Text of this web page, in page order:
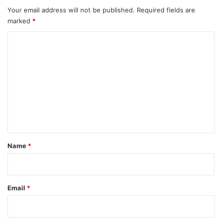
Your email address will not be published. Required fields are
marked *
*
Name *
Email *